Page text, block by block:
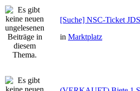
[Suche] NSC-Ticket JDS
in Marktplatz